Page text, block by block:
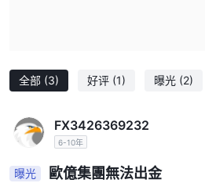
全部 (3) 好评 (1) 曝光 (2)
FX3426369232
6-10年
曝光 歐億集團無法出金